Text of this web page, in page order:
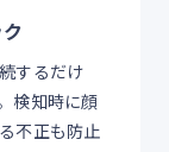
するだけ
検知時に顔
不正も防止